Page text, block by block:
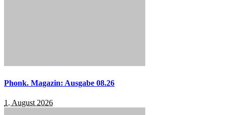
Phonk. Magazin: Ausgabe 08.26
1. August 2026